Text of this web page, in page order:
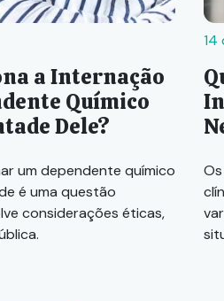
a Internação
Químico
Dele?
um dependente químico
é uma questão
considerações éticas,
14